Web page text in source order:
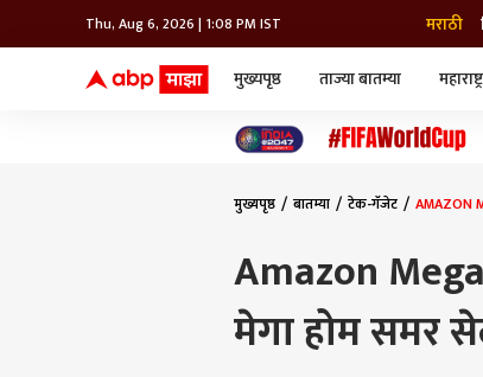
Thu, Aug 6, 2026 | 1:08 PM IST मराठी
मुख्यपृष्ठ ताज्या बातम्या महाराष्ट्र
मुख्यपृष्ठ बातम्या टेक-गॅजेट AMAZON
Amazon
मेगा होम समर